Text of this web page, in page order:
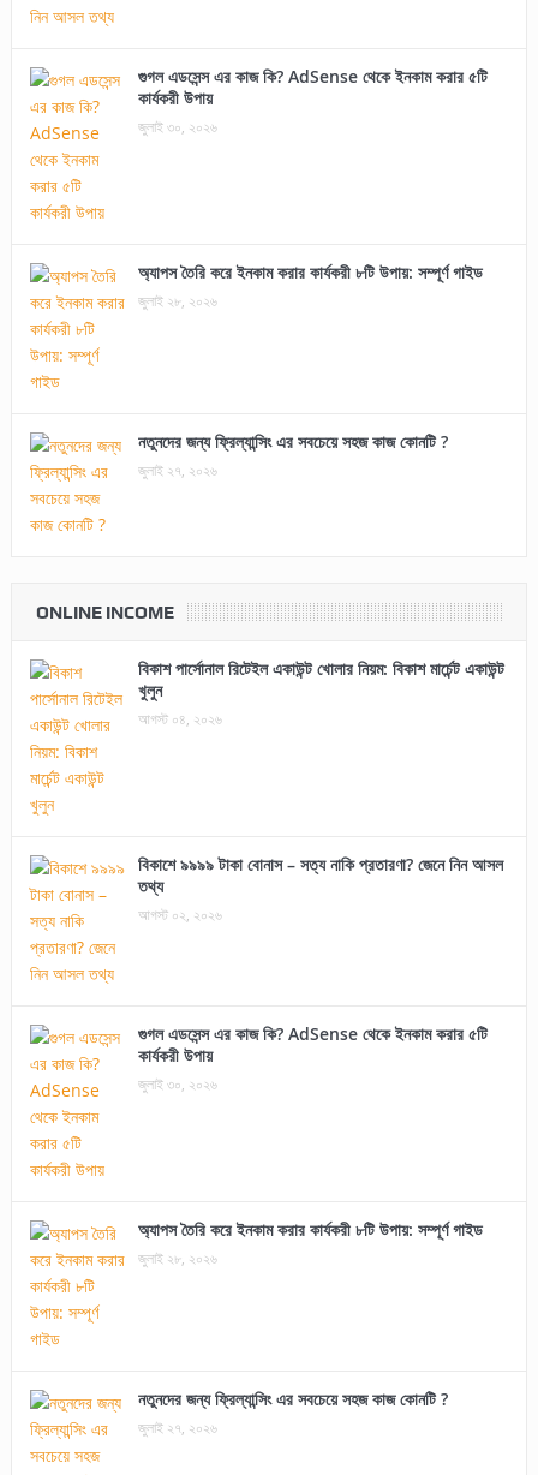
গুগল এডসেন্স এর কাজ কি? AdSense থেকে ইনকাম করার ৫টি
কার্যকরী উপায়
জুলাই ৩০, ২০২৬
অ্যাপস তৈরি করে ইনকাম করার কার্যকরী ৮টি উপায়: সম্পূর্ণ গাইড
জুলাই ২৮, ২০২৬
নতুনদের জন্য ফ্রিল্যান্সিং এর সবচেয়ে সহজ কাজ কোনটি ?
জুলাই ২৭, ২০২৬
ONLINE INCOME
বিকাশ পার্সোনাল রিটেইল একাউন্ট খোলার নিয়ম: বিকাশ মার্চেন্ট একাউন্ট
খুলুন
আগস্ট ০৪, ২০২৬
বিকাশে ৯৯৯৯ টাকা বোনাস – সত্য নাকি প্রতারণা? জেনে নিন আসল
তথ্য
আগস্ট ০২, ২০২৬
গুগল এডসেন্স এর কাজ কি? AdSense থেকে ইনকাম করার ৫টি
কার্যকরী উপায়
জুলাই ৩০, ২০২৬
অ্যাপস তৈরি করে ইনকাম করার কার্যকরী ৮টি উপায়: সম্পূর্ণ গাইড
জুলাই ২৮, ২০২৬
নতুনদের জন্য ফ্রিল্যান্সিং এর সবচেয়ে সহজ কাজ কোনটি ?
জুলাই ২৭, ২০২৬